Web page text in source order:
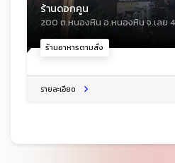
ร้านอาหารตามสั่ง
ร้านดอกคูน
200 ต.หนองหิน อ.หนองหิน จ.เลย
รายละเอียด